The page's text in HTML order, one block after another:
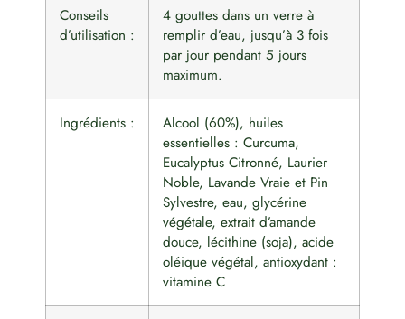
Conseils
d’utilisation :
4 gouttes dans un verre à
remplir d’eau, jusqu’à 3 fois
par jour pendant 5 jours
maximum.
Ingrédients :
Alcool (60%), huiles
essentielles : Curcuma,
Eucalyptus Citronné, Laurier
Noble, Lavande Vraie et Pin
Sylvestre, eau, glycérine
végétale, extrait d’amande
douce, lécithine (soja), acide
oléique végétal, antioxydant :
vitamine C